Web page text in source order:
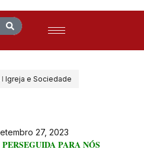
I Igreja e Sociedade
27, 2023
PARA NÓS